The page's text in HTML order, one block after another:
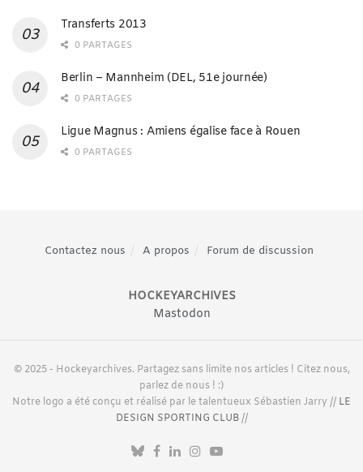
Transferts 2013
0 PARTAGES
Berlin – Mannheim (DEL, 51e journée)
0 PARTAGES
Ligue Magnus : Amiens égalise face à Rouen
0 PARTAGES
Contactez nous A propos Forum de discussion
HOCKEYARCHIVES
Mastodon
© 2025 - Hockeyarchives. Partagez sans limite nos articles ! Citez nous,
parlez de nous ! :)
Notre logo a été conçu et réalisé par le talentueux Sébastien Jarry // LE
DESIGN SPORTING CLUB//